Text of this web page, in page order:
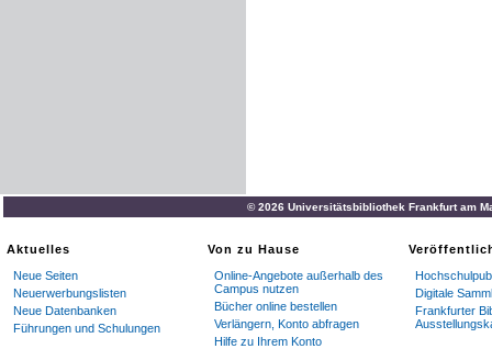
© 2026 Universitätsbibliothek Frankfurt am
Aktuelles
Neue Seiten
Neuerwerbungslisten
Neue Datenbanken
Führungen und Schulungen
Von zu Hause
Online-Angebote außerhalb des
Campus nutzen
Bücher online bestellen
Verlängern, Konto abfragen
Hilfe zu Ihrem Konto
Digitale
Frankfurter